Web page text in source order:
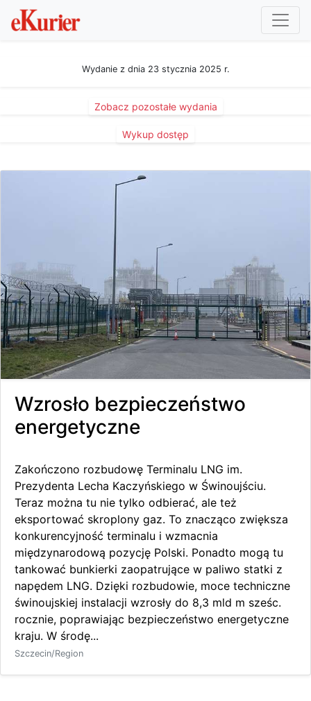
Wydanie z dnia 23 stycznia 2025 r.
Zobacz pozostałe wydania
Wykup dostęp
Wzrosło bezpieczeństwo
energetyczne
Zakończono rozbudowę Terminalu LNG im.
Prezydenta Lecha Kaczyńskiego w Świnoujściu.
Teraz można tu nie tylko odbierać, ale też
eksportować skroplony gaz. To znacząco zwiększa
konkurencyjność terminalu i wzmacnia
międzynarodową pozycję Polski. Ponadto mogą tu
tankować bunkierki zaopatrujące w paliwo statki z
napędem LNG. Dzięki rozbudowie, moce techniczne
świnoujskiej instalacji wzrosły do 8,3 mld m sześc.
rocznie, poprawiając bezpieczeństwo energetyczne
kraju. W środę...
Szczecin/Region